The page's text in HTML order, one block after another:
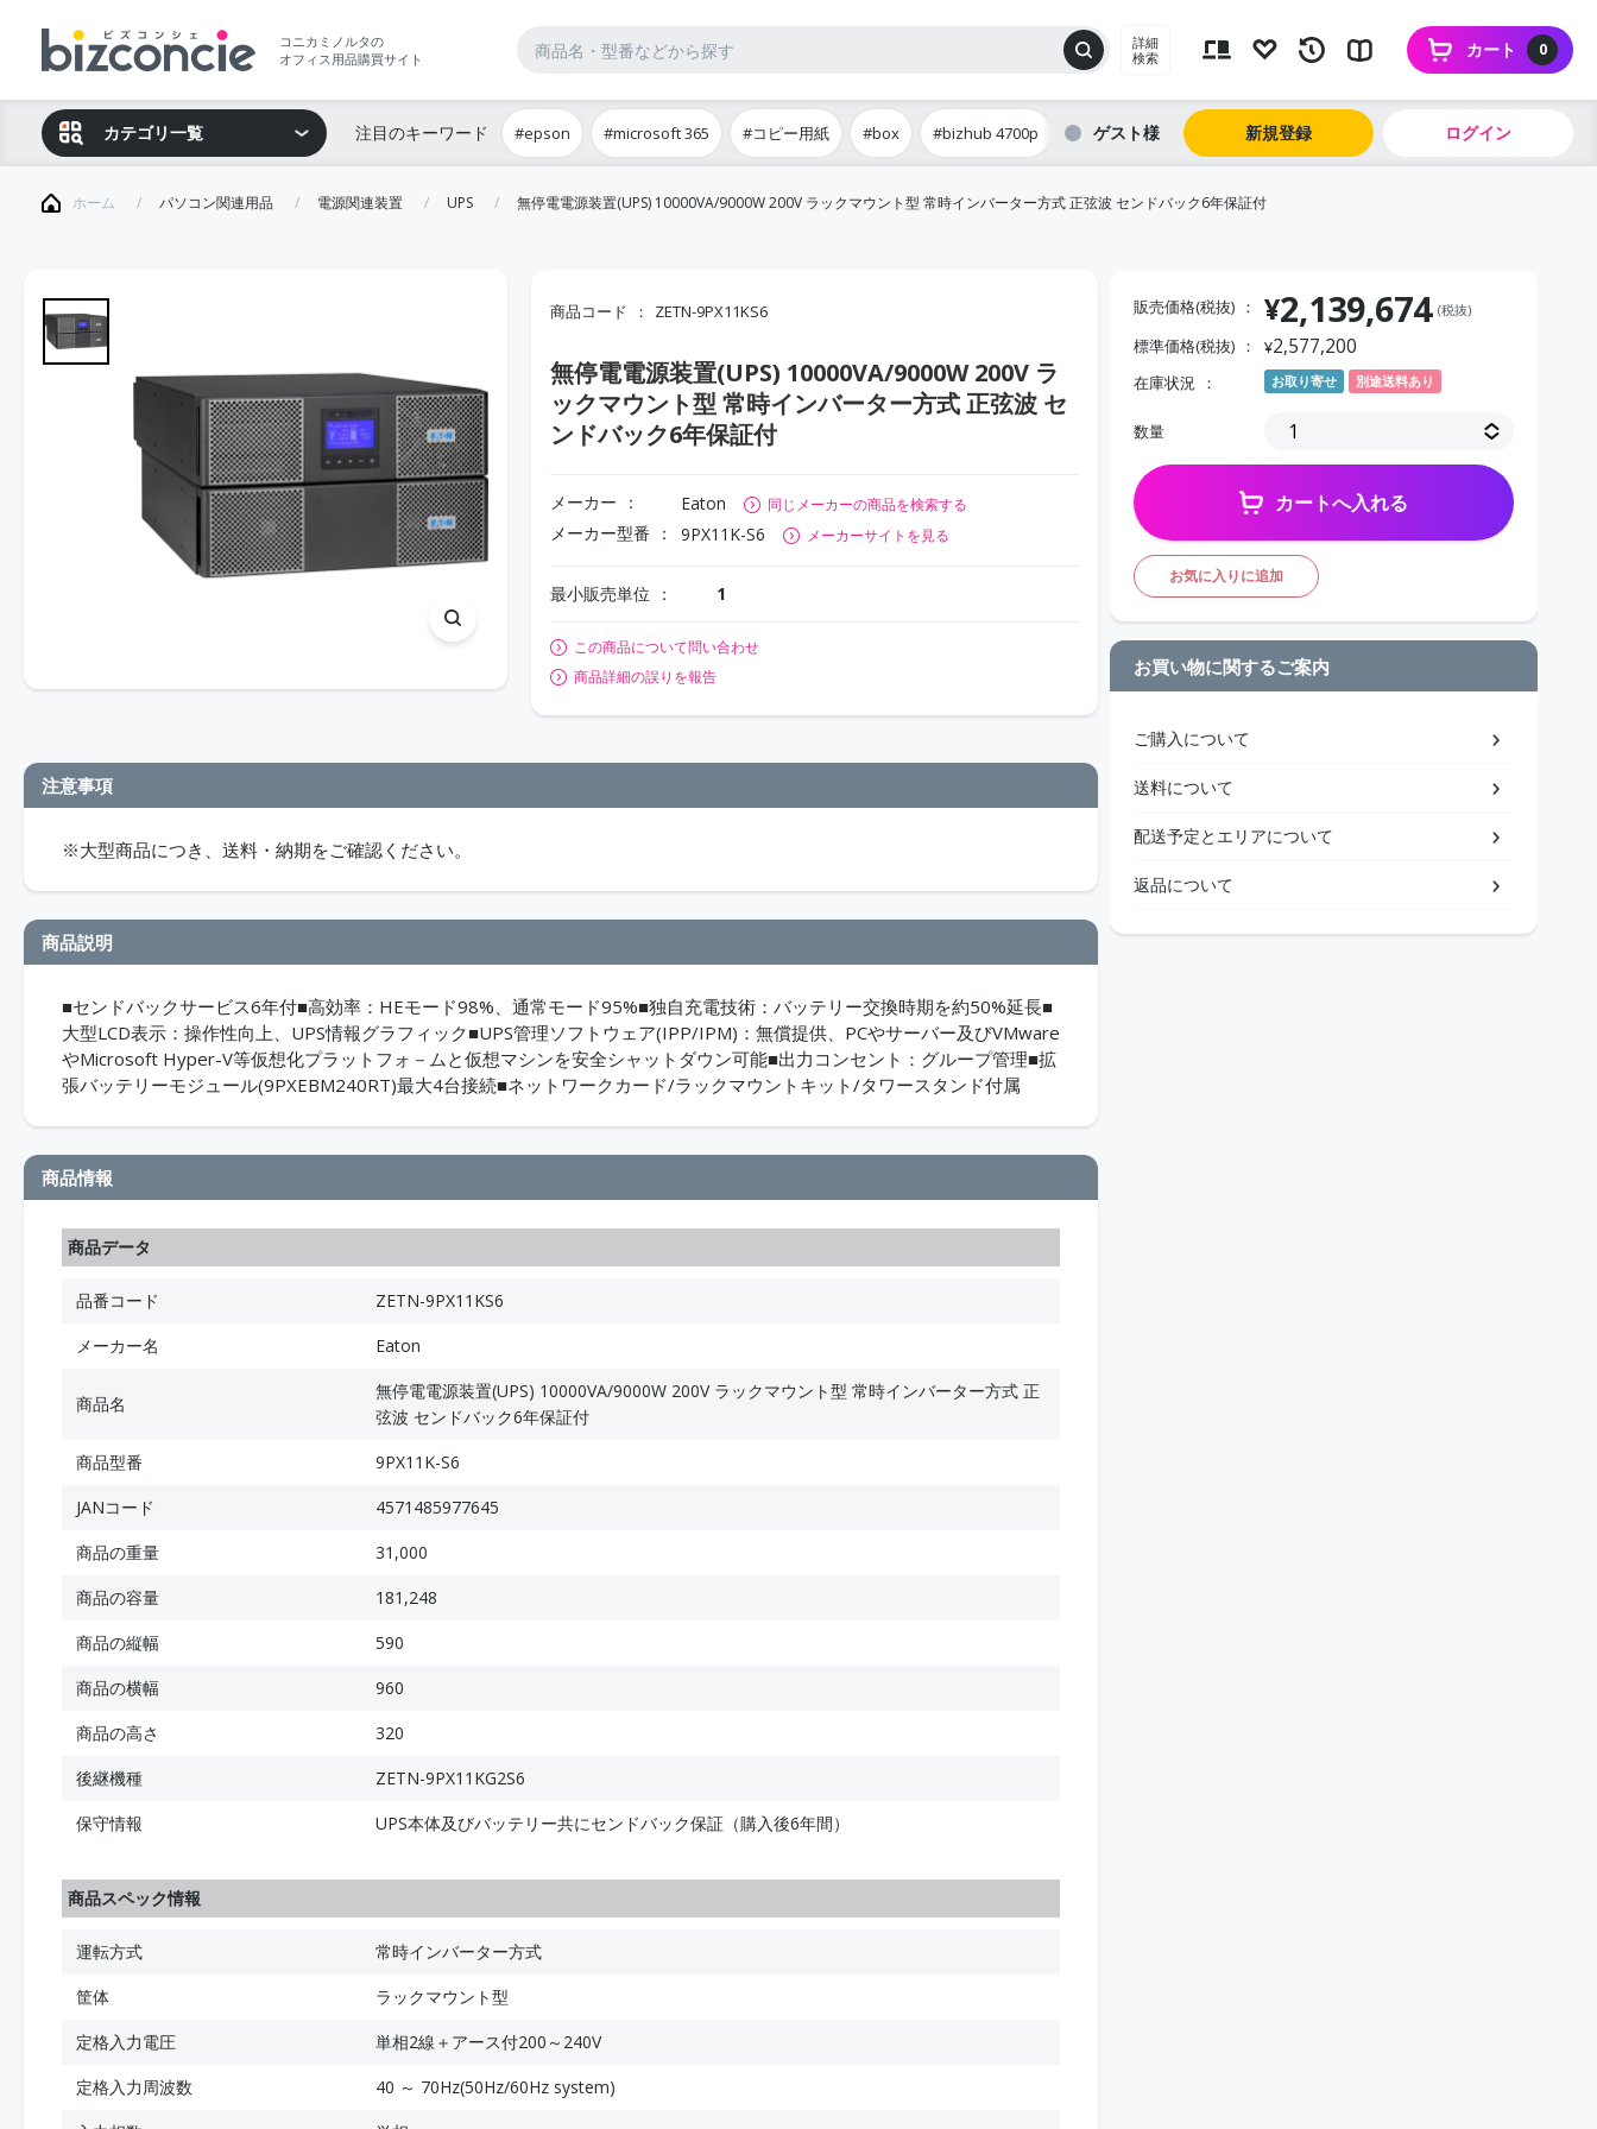
コニカミノルタの
オフィス用品購買サイト
詳細
検索
0
カート
カテゴリ一覧 注目のキーワード #epson #microsoft 365 #コピー用紙 #box #bizhub 4700p ゲスト 新規登録 ログイン
ホーム パソコン関連用品 電源関連装置 UPS 無停電電源装置(UPS) 10000VA/9000W 200V ラックマウント型 常時インバーター方式 正弦波 センドバック6年保証付
商品コード ZETN-9PX11KS6
無停電電源装置(UPS) 10000VA/9000W 200V ラ
ックマウント型 常時インバーター方式 正弦波 セ
ンドバック6年保証付
メーカー Eaton 同じメーカーの商品を検索する
メーカー型番 9PX11K-S6 メーカーサイトを見る
最小販売単位 1
この商品について問い合わせ
商品詳細の誤りを報告
注意事項
※大型商品につき、送料・納期をご確認ください。
商品説明
■センドバックサービス6年付■高効率：HEモード98%、通常モード95%■独自充電技術：バッテリー交換時期を約50%延長■
大型LCD表示：操作性向上、UPS情報グラフィック■UPS管理ソフトウェア(IPP/IPM)：無償提供、PCやサーバー及びVMware
やMicrosoft Hyper-V等仮想化プラットフォ－ムと仮想マシンを安全シャットダウン可能■出力コンセント：グループ管理■拡
張バッテリーモジュール(9PXEBM240RT)最大4台接続■ネットワークカード/ラックマウントキット/タワースタンド付属
商品情報
商品データ
品番コード
ZETN-9PX11KS6
メーカー名
Eaton
商品名
無停電電源装置(UPS) 10000VA/9000W 200V ラックマウント型 常時インバーター方式 正
弦波 センドバック6年保証付
商品型番
9PX11K-S6
JANコード
4571485977645
商品の重量
31,000
商品の容量
181,248
商品の縦幅
590
商品の横幅
960
商品の高さ
320
後継機種
ZETN-9PX11KG2S6
保守情報
UPS本体及びバッテリー共にセンドバック保証（購入後6年間）
商品スペック情報
運転方式
常時インバーター方式
筐体
ラックマウント型
定格入力電圧
単相2線＋アース付200～240V
定格入力周波数
40 ～ 70Hz(50Hz/60Hz system)
販売価格(税抜) ¥2,139,674 (税抜)
標準価格(税抜) ¥2,577,200
在庫状況 お取り寄せ 別途送料あり
数量
カートへ入れる
お気に入りに追加
お買い物に関するご案内
ご購入について
送料について
配送予定とエリアについて
返品について